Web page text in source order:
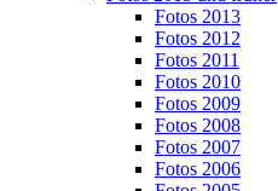
Fotos 2013
Fotos 2012
Fotos 2011
Fotos 2010
Fotos 2009
Fotos 2008
Fotos 2007
Fotos 2006